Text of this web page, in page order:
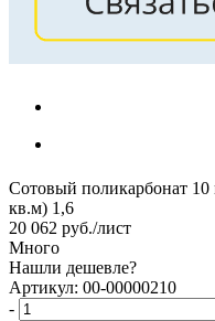
Сотовый поликарбонат
кв.м) 1,6
20 062 руб./лист
Много
Нашли дешевле?
Артикул: 00-00000210
-